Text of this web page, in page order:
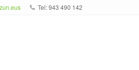
Tel: 943 490 142